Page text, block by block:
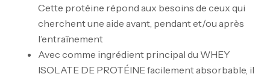
Cette protéine répond aux besoins de ceux qui
cherchent une aide avant, pendant et/ou après
l’entraînement
Avec comme ingrédient principal du WHEY
ISOLATE DE PROTÉINE facilement absorbable, il